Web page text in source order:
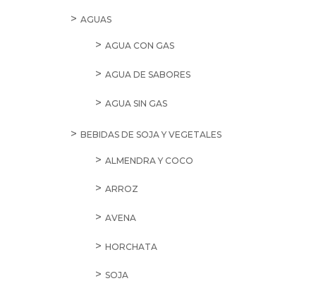
AGUAS
AGUA CON GAS
AGUA DE SABORES
AGUA SIN GAS
BEBIDAS DE SOJA Y VEGETALES
ALMENDRA Y COCO
ARROZ
AVENA
HORCHATA
SOJA